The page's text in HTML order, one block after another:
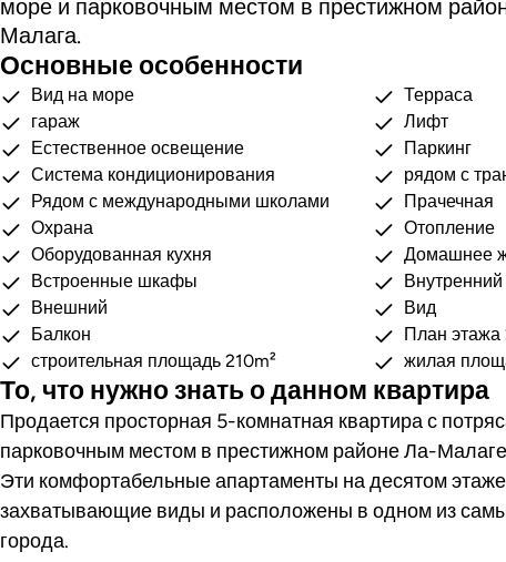
море и парковочным местом в престижном
Малага.
Основные особенности
Вид на море
Терраса
гараж
Лифт
Естественное освещение
Паркинг
Система кондиционирования
рядом с
Рядом с международными школами
Прачечная
Охрана
Отопление
Оборудованная кухня
Домашнее
Встроенные шкафы
Внутренний
Внешний
Вид
Балкон
План этажа
строительная площадь 210m²
жилая
То, что нужно знать о данном квартира
Продается просторная 5-комнатная квартира с
парковочным местом в престижном районе Ла-
Эти комфортабельные апартаменты на десятом
захватывающие виды и расположены в одном из
города.